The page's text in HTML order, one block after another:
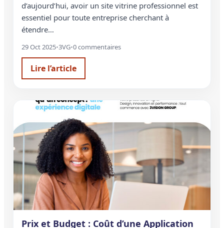
d’aujourd’hui, avoir un site vitrine professionnel est
essentiel pour toute entreprise cherchant à
étendre…
29 Oct 2025•3VG•0 commentaires
Lire l’article
Prix et Budget : Coût d’une Application